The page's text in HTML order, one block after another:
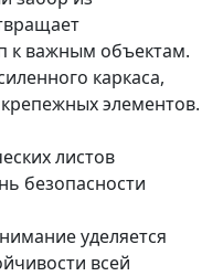
к важным объектам.
каркаса,
элементов.
листов
безопасности
уделяется
всей